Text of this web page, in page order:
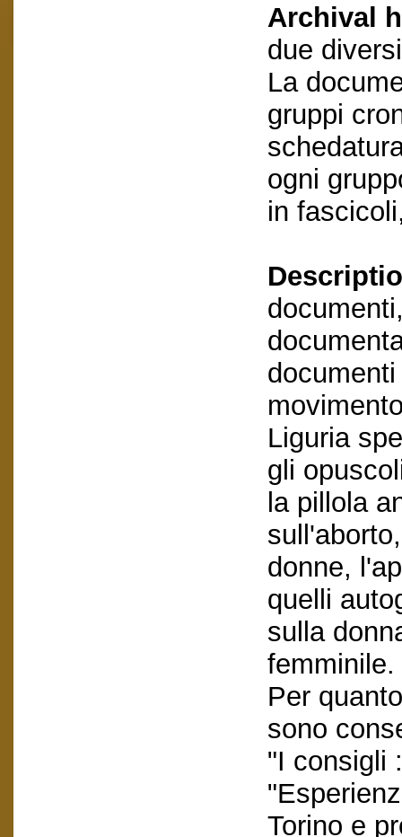
Archival
due
La
gruppi
ogni
in
Liguria
gli
la pillola
donne,
quelli
sulla
femminile.
Per
sono
"I consigli
Torino e